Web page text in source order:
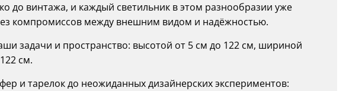
до винтажа, и каждый светильник в этом разнообразии уже
компромиссов между внешним видом и надёжностью.
задачи и пространство: высотой от 5 см до 122 см, шириной
см.
и тарелок до неожиданных дизайнерских экспериментов: